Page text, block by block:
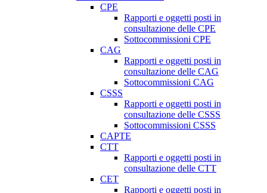
CPE
Rapporti e oggetti posti in
consultazione delle CPE
Sottocommissioni CPE
CAG
Rapporti e oggetti posti in
consultazione delle CAG
Sottocommissioni CAG
CSSS
Rapporti e oggetti posti in
consultazione delle CSSS
Sottocommissioni CSSS
CAPTE
CTT
Rapporti e oggetti posti in
consultazione delle CTT
CET
Rapporti e oggetti posti in